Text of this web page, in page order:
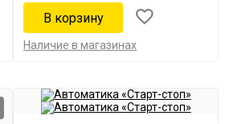
Наличие в магазинах